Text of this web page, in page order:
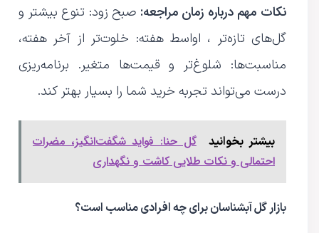
نکات مهم درباره زمان مراجعه: صبح زود: تنوع بیشتر و
گل‌های تازه‌تر ، اواسط هفته: خلوت‌تر از آخر هفته،
مناسبت‌ها: شلوغ‌تر و قیمت‌ها متغیر. برنامه‌ریزی
درست می‌تواند تجربه خرید شما را بسیار بهتر کند.
بیشتر بخوانید
گل حنا: فواید شگفت‌انگیز، مضرات
احتمالی و نکات طلایی کاشت و نگهداری
بازار گل آبشناسان برای چه افرادی مناسب است؟